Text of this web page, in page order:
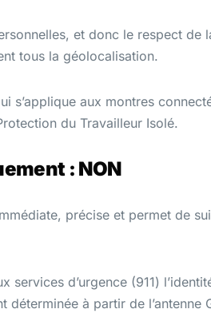
et donc le respect de
tous la géolocalisation.
s’applique aux montres
du Travailleur Isolé.
: NON
précise et permet de
d’urgence (911)
à partir de l’antenne